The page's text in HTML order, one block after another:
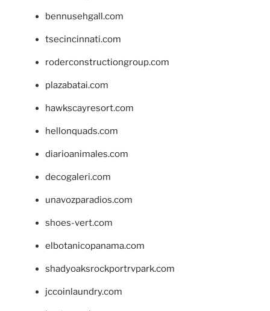
bennusehgall.com
tsecincinnati.com
roderconstructiongroup.com
plazabatai.com
hawkscayresort.com
hellonquads.com
diarioanimales.com
decogaleri.com
unavozparadios.com
shoes-vert.com
elbotanicopanama.com
shadyoaksrockportrvpark.com
jccoinlaundry.com